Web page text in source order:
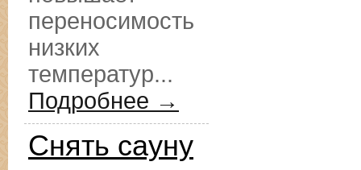
переносимость
низких
температур...
Подробнее →
Снять сауну